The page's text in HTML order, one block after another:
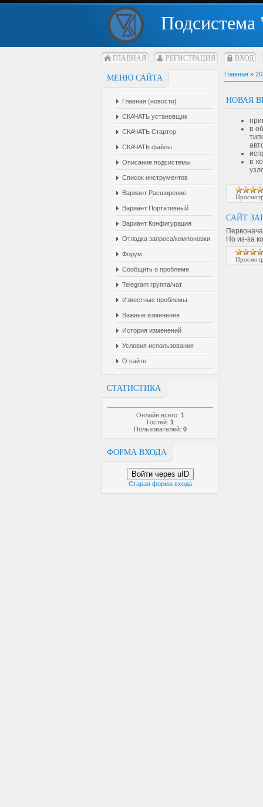
ГЛАВНАЯ РЕГИСТРАЦИЯ ВХОД
МЕНЮ САЙТА
Главная (новости)
СКАЧАТЬ установщик
СКАЧАТЬ Стартер
СКАЧАТЬ файлы
Описание подсистемы
Список инструментов
Вариант Расширение
Вариант Портативный
Вариант Конфигурация
Отладка запроса/компоновки
Форум
Сообщить о проблеме
Telegram группа/чат
Известные проблемы
Важные изменения
История изменений
Условия использования
О сайте
СТАТИСТИКА
Онлайн всего: 1
Гостей: 1
Пользователей: 0
ФОРМА ВХОДА
Войти через uID
Старая форма входа
Главная »
НОВАЯ
в
в
САЙТ
Но из-за